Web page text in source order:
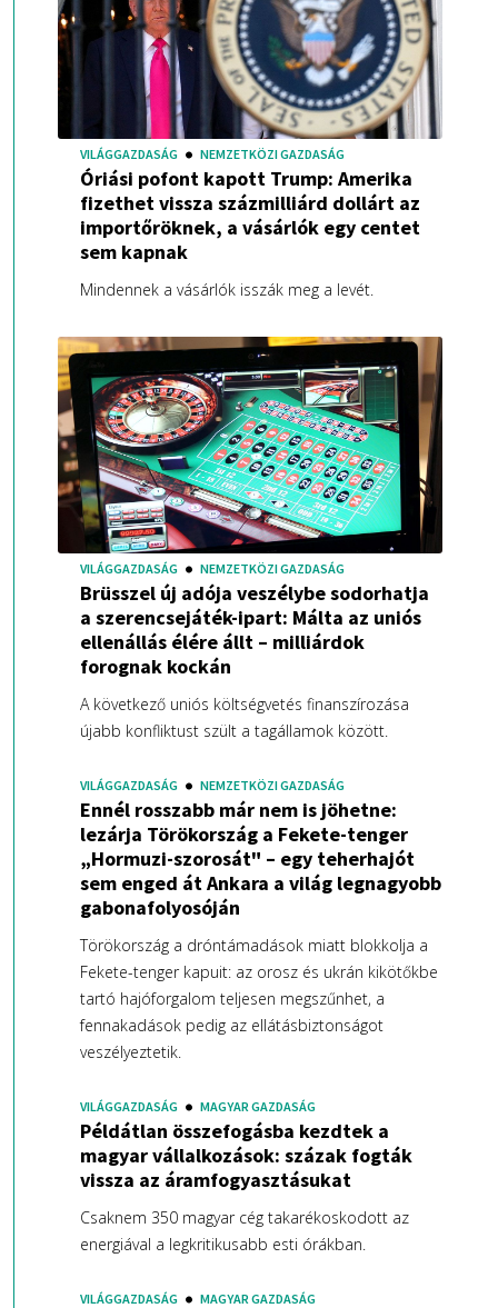
VILÁGGAZDASÁG NEMZETKÖZI GAZDASÁG
Óriási pofont kapott Trump: Amerika
fizethet vissza százmilliárd dollárt az
importőröknek, a vásárlók egy centet
sem kapnak
Mindennek a vásárlók isszák meg a levét.
VILÁGGAZDASÁG NEMZETKÖZI GAZDASÁG
Brüsszel új adója veszélybe sodorhatja
a szerencsejáték-ipart: Málta az uniós
ellenállás élére állt – milliárdok
forognak kockán
A következő uniós költségvetés finanszírozása
újabb konfliktust szült a tagállamok között.
VILÁGGAZDASÁG NEMZETKÖZI GAZDASÁG
Ennél rosszabb már nem is jöhetne:
lezárja Törökország a Fekete-tenger
„Hormuzi-szorosát" – egy teherhajót
sem enged át Ankara a világ legnagyobb
gabonafolyosóján
Törökország a dróntámadások miatt blokkolja a
Fekete-tenger kapuit: az orosz és ukrán kikötőkbe
tartó hajóforgalom teljesen megszűnhet, a
fennakadások pedig az ellátásbiztonságot
veszélyeztetik.
VILÁGGAZDASÁG MAGYAR GAZDASÁG
Példátlan összefogásba kezdtek a
magyar vállalkozások: százak fogták
vissza az áramfogyasztásukat
Csaknem 350 magyar cég takarékoskodott az
energiával a legkritikusabb esti órákban.
VILÁGGAZDASÁG MAGYAR GAZDASÁG